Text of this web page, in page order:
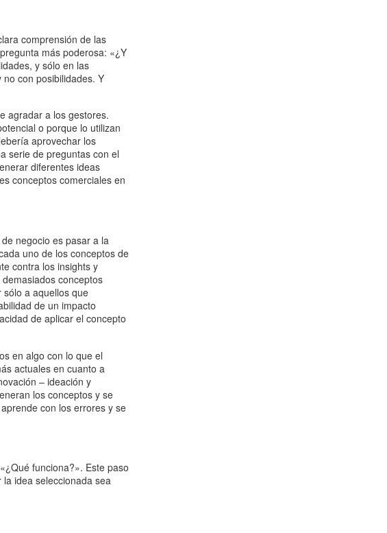
comprensión de las
más poderosa: «¿Y
y sólo en las
con posibilidades. Y
agradar a los gestores.
o porque lo utilizan
aprovechar los
serie de preguntas con el
diferentes ideas
conceptos comerciales en
negocio es pasar a la
uno de los conceptos de
contra los insights y
conceptos
a aquellos que
de un impacto
de aplicar el concepto
en algo con lo que el
actuales en cuanto a
– ideación y
los conceptos y se
con los errores y se
funciona?». Este paso
idea seleccionada sea